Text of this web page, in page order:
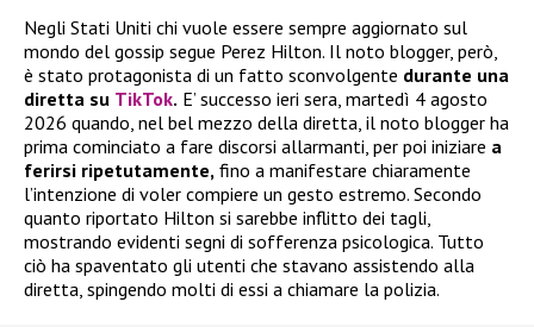
Negli Stati Uniti chi vuole essere sempre aggiornato sul
mondo del gossip segue Perez Hilton. Il noto blogger, però,
è stato protagonista di un fatto sconvolgente durante una
diretta su TikTok. E’ successo ieri sera, martedì 4 agosto
2026 quando, nel bel mezzo della diretta, il noto blogger ha
prima cominciato a fare discorsi allarmanti, per poi iniziare a
ferirsi ripetutamente, fino a manifestare chiaramente
l’intenzione di voler compiere un gesto estremo. Secondo
quanto riportato Hilton si sarebbe inflitto dei tagli,
mostrando evidenti segni di sofferenza psicologica. Tutto
ciò ha spaventato gli utenti che stavano assistendo alla
diretta, spingendo molti di essi a chiamare la polizia.